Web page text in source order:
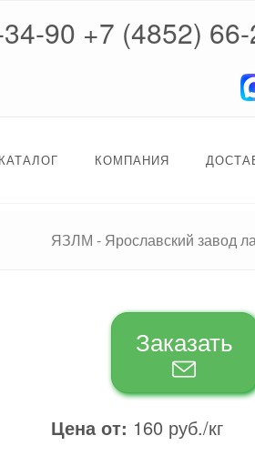
90 +7 (4852)
КАТАЛОГ КОМПАНИЯ
ЯЗЛМ - Ярославский завод
Заказать
Цена от: 160 руб./кг